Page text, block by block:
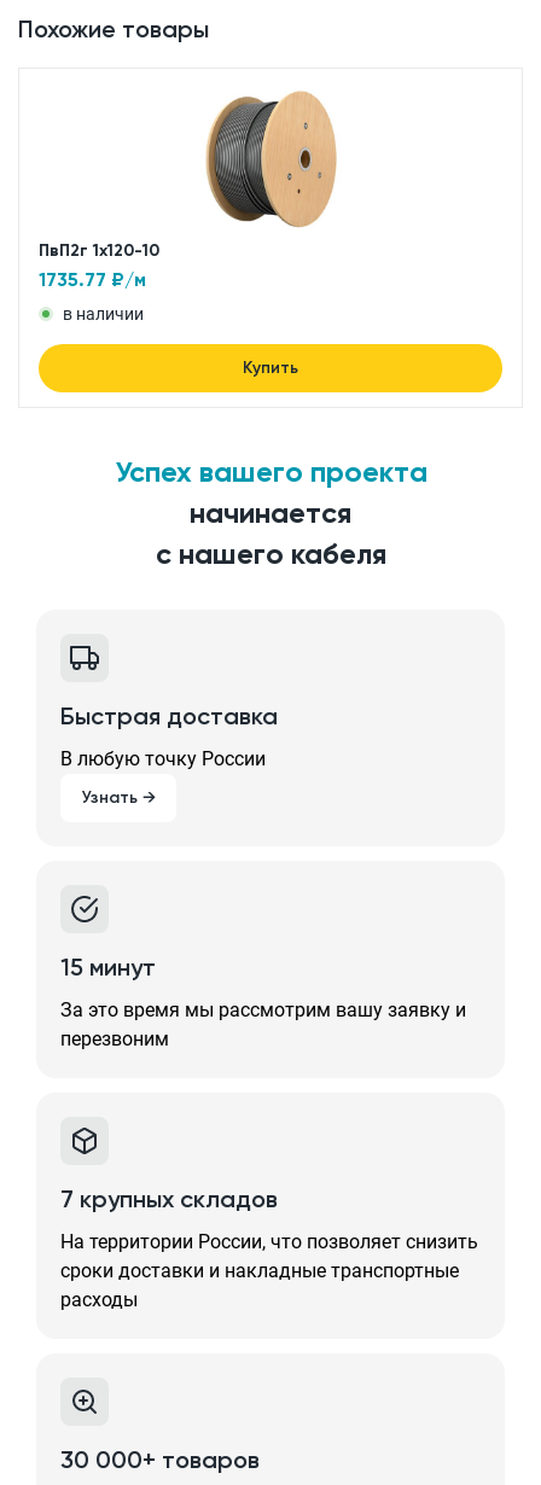
Похожие товары
ПвП2г 1x120-10
1735.77 ₽/м
в наличии
Купить
Успех вашего проекта
начинается
с нашего кабеля
Быстрая доставка
В любую точку России
Узнать →
15 минут
За это время мы рассмотрим вашу заявку и
перезвоним
7 крупных складов
На территории России, что позволяет снизить
сроки доставки и накладные транспортные
расходы
30 000+ товаров